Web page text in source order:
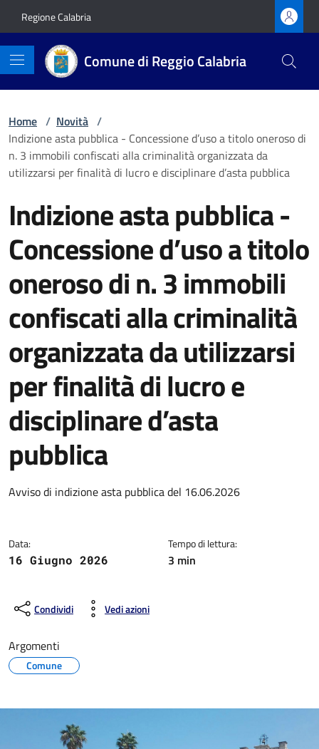
Regione Calabria
Comune di Reggio Calabria
Home / Novità /
Indizione asta pubblica - Concessione d’uso a titolo oneroso di
n. 3 immobili confiscati alla criminalità organizzata da
utilizzarsi per finalità di lucro e disciplinare d’asta pubblica
Indizione asta pubblica -
Concessione d’uso a titolo
oneroso di n. 3 immobili
confiscati alla criminalità
organizzata da utilizzarsi
per finalità di lucro e
disciplinare d’asta
pubblica
Dettagli della notizia
Avviso di indizione asta pubblica del 16.06.2026
Data:
16 Giugno 2026
Tempo di lettura:
3 min
Condividi Vedi azioni
Argomenti
Comune